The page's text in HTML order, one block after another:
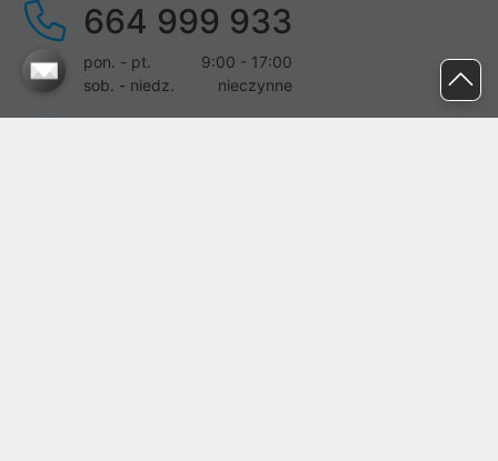
664 999 933
pon. - pt.
9:00 - 17:00
sob. - niedz.
nieczynne